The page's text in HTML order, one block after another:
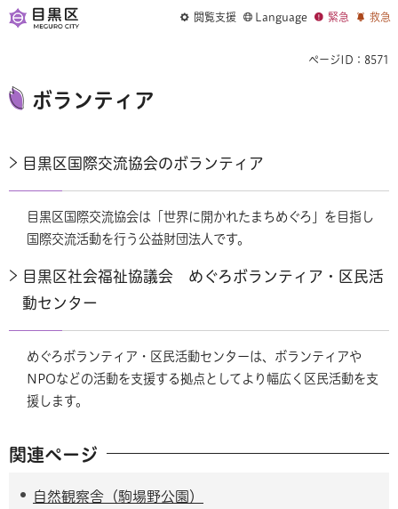
閲覧支援 Language 緊急 救急
ページID：8571
ボランティア
目黒区国際交流協会のボランティア
目黒区国際交流協会は「世界に開かれたまちめぐろ」を目指し
国際交流活動を行う公益財団法人です。
目黒区社会福祉協議会 めぐろボランティア・区民活
動センター
めぐろボランティア・区民活動センターは、ボランティアや
NPOなどの活動を支援する拠点としてより幅広く区民活動を支
援します。
関連ページ
自然観察舎（駒場野公園）